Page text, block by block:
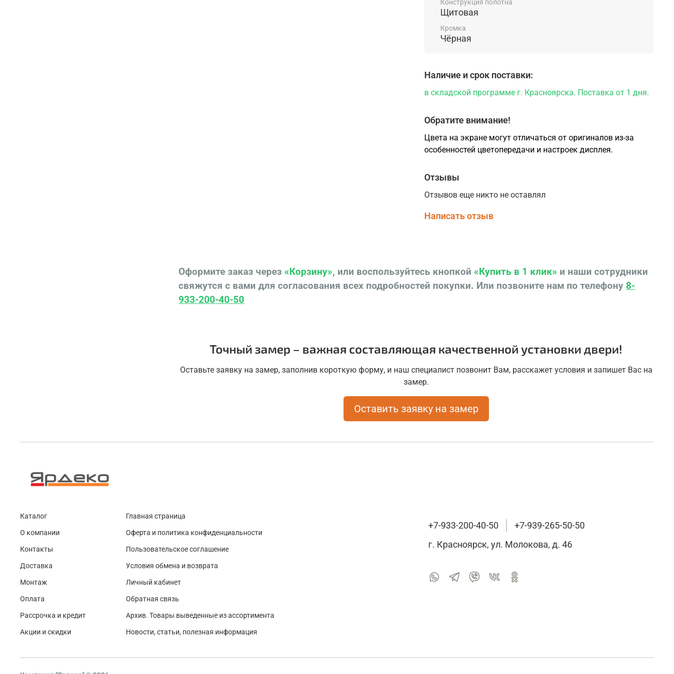
в Красноярске Вы можете в магазине компании
"Ярдеко".
Конструкция полотна
Щитовая
Кромка
Чёрная
Наличие и срок поставки:
в складской программе г. Красноярска. Поставка от 1 дня.
Обратите внимание!
Цвета на экране могут отличаться от оригиналов из-за
особенностей цветопередачи и настроек дисплея.
Отзывы
Отзывов еще никто не оставлял
Написать отзыв
Оформите заказ через «Корзину», или воспользуйтесь кнопкой «Купить в 1 клик» и наши сотрудники
свяжутся с вами для согласования всех подробностей покупки. Или позвоните нам по телефону 8-
933-200-40-50
Точный замер – важная составляющая качественной установки двери!
Оставьте заявку на замер, заполнив короткую форму, и наш специалист позвонит Вам, расскажет условия и запишет Вас на
замер.
Оставить заявку на замер
Каталог
О компании
Контакты
Доставка
Монтаж
Оплата
Рассрочка и кредит
Акции и скидки
Главная страница
Оферта и политика конфиденциальности
Пользовательское соглашение
Условия обмена и возврата
Личный кабинет
Обратная связь
Архив. Товары выведенные из ассортимента
Новости, статьи, полезная информация
+7-933-200-40-50
+7-939-265-50-50
г. Красноярск, ул. Молокова, д. 46